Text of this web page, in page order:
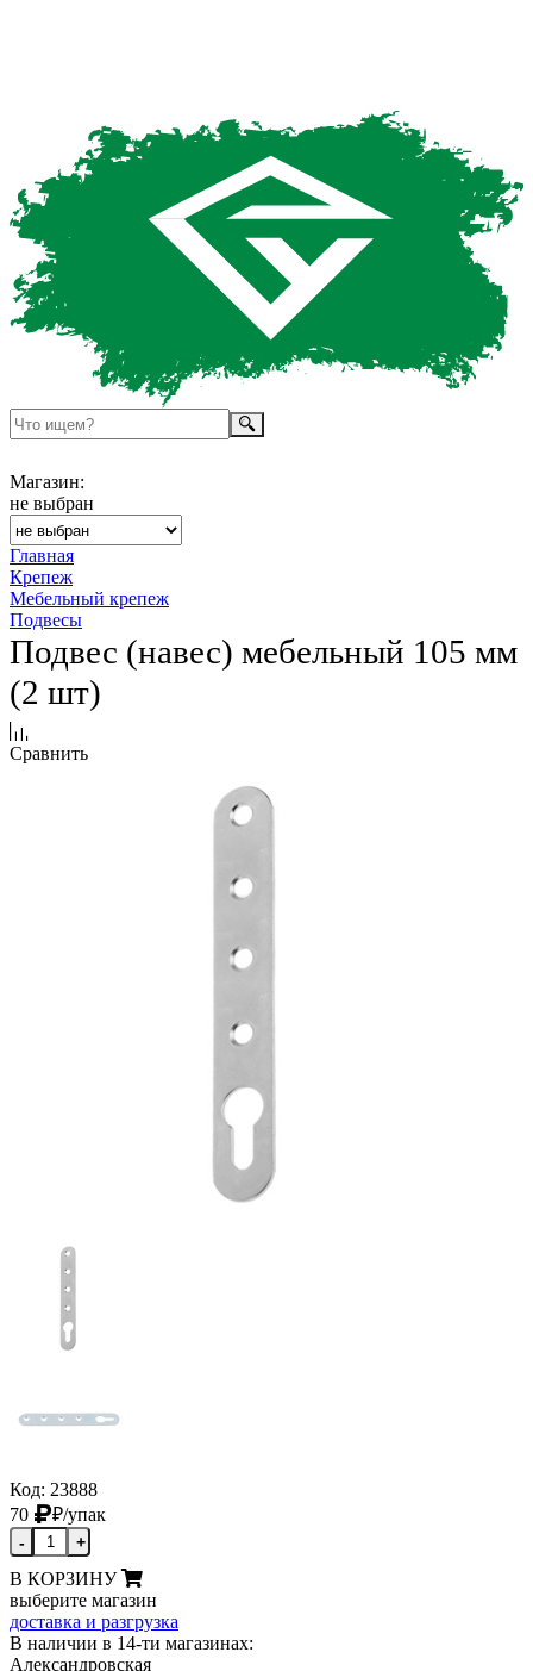
Магазин:
не выбран
Главная
Крепеж
Мебельный крепеж
Подвесы
Подвес (навес) мебельный 105 мм
(2 шт)
Сравнить
Код: 23888
70
₽/упак
- +
В КОРЗИНУ
выберите магазин
доставка и разгрузка
В наличии в 14-ти магазинах:
Александровская